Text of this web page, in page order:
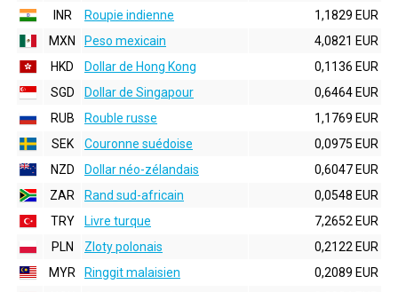
INR
Roupie indienne
1,1829 EUR
MXN
Peso mexicain
4,0821 EUR
HKD
Dollar de Hong Kong
0,1136 EUR
SGD
Dollar de Singapour
0,6464 EUR
RUB
Rouble russe
1,1769 EUR
SEK
Couronne suédoise
0,0975 EUR
NZD
Dollar néo-zélandais
0,6047 EUR
ZAR
Rand sud-africain
0,0548 EUR
TRY
Livre turque
7,2652 EUR
PLN
Zloty polonais
0,2122 EUR
MYR
Ringgit malaisien
0,2089 EUR